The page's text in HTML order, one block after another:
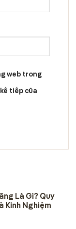
web trong
tiếp của
Là Gì? Quy
Kinh Nghiệm